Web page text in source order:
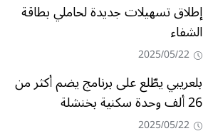
إطلاق تسهيلات جديدة لحاملي بطاقة
الشفاء
2025/05/22
بلعريبي يطّلع على برنامج يضم أكثر من
26 ألف وحدة سكنية بخنشلة
2025/05/22